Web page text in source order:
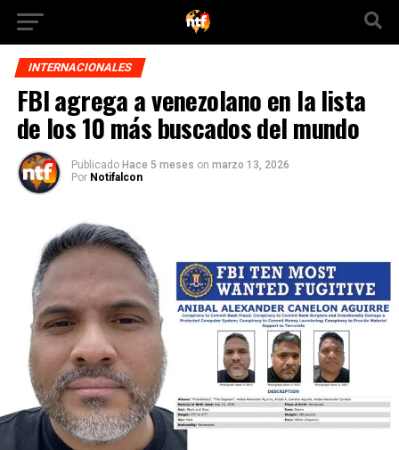
INTERNACIONALES
FBI agrega a venezolano en la lista
de los 10 más buscados del mundo
Publicado Hace 5 meses on marzo 13, 2026
Por Notifalcon